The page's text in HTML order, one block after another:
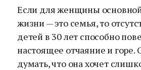
Если для женщины
жизни — это семья, то
детей в 30 лет способно
настоящее отчаяние и горе.
думать, что она хочет